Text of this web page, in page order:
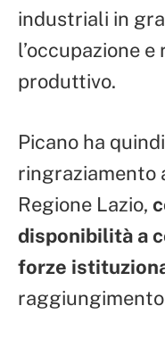
industriali in
l’occupazione
produttivo.
Picano ha
ringraziamento
Regione Lazio,
disponibilità a
forze